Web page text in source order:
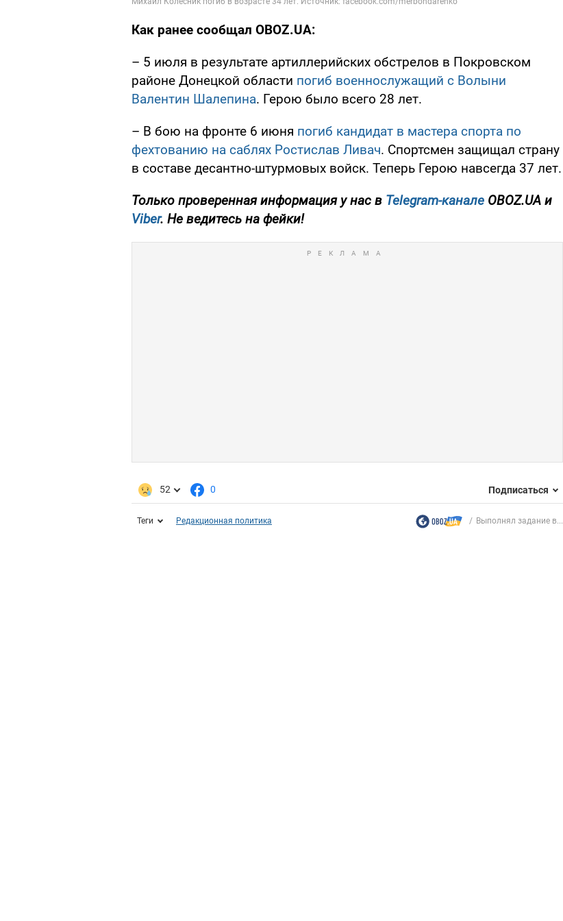
Как ранее сообщал OBOZ.UA:
– 5 июля в результате артиллерийских обстрелов в Покровском
районе Донецкой области погиб военнослужащий с Волыни
Валентин Шалепина. Герою было всего 28 лет.
– В бою на фронте 6 июня погиб кандидат в мастера спорта по
фехтованию на саблях Ростислав Ливач. Спортсмен защищал страну
в составе десантно-штурмовых войск. Теперь Герою навсегда 37 лет.
Только проверенная информация у нас в Telegram-канале OBOZ.UA и
Viber. Не ведитесь на фейки!
52 0 Подписаться
Теги Редакционная политика Выполнял задание в...